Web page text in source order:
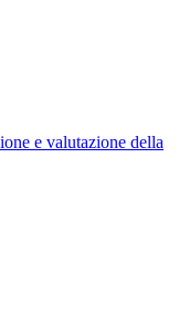
e valutazione della